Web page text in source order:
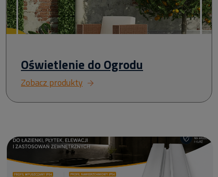
Oświetlenie do Ogrodu
Zobacz produkty